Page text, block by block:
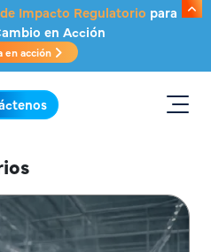
Impacto Regulatorio para
en Acción
en acción